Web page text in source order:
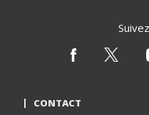
CONTACT